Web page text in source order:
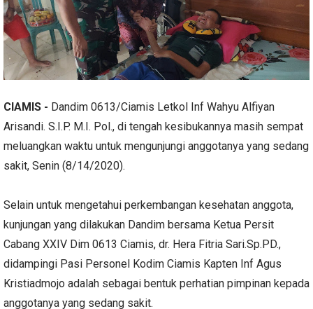
CIAMIS - Dandim 0613/Ciamis Letkol Inf Wahyu Alfiyan
Arisandi. S.I.P. M.I. Pol., di tengah kesibukannya masih sempat
meluangkan waktu untuk mengunjungi anggotanya yang sedang
sakit, Senin (8/14/2020).
Selain untuk mengetahui perkembangan kesehatan anggota,
kunjungan yang dilakukan Dandim bersama Ketua Persit
Cabang XXIV Dim 0613 Ciamis, dr. Hera Fitria Sari.Sp.PD.,
didampingi Pasi Personel Kodim Ciamis Kapten Inf Agus
Kristiadmojo adalah sebagai bentuk perhatian pimpinan kepada
anggotanya yang sedang sakit.